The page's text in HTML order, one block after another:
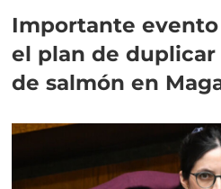
Importante
el plan de
de salmón en